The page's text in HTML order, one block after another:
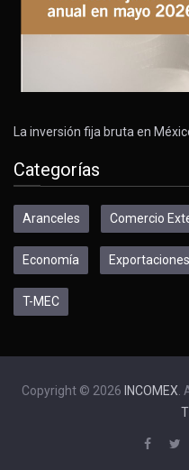
La inversión fija bruta en
Categorías
Aranceles Comercio
Economía Exportaciones
T-MEC
Copyright © 2026 INCOMEX.